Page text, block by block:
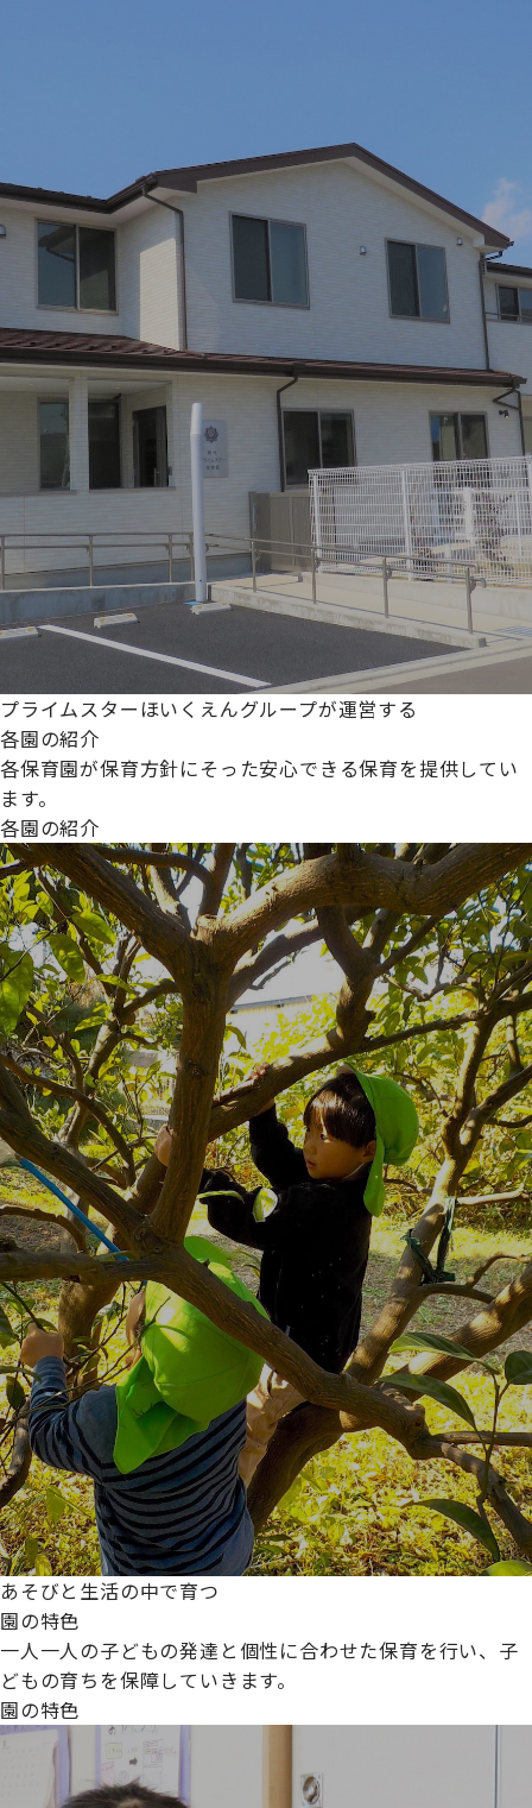
プライムスターほいくえんグループが運営する
各園の紹介
各保育園が保育方針にそった安心できる保育を提供してい
ます。
各園の紹介
あそびと生活の中で育つ
園の特色
一人一人の子どもの発達と個性に合わせた保育を行い、子
どもの育ちを保障していきます。
園の特色